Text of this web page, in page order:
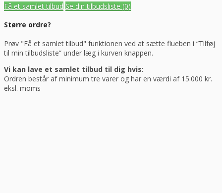
Få et samlet tilbud Se din tilbudsliste (0)
Større ordre?
Prøv "Få et samlet tilbud" funktionen ved at sætte flueben i “Tilføj
til min tilbudsliste” under læg i kurven knappen.
Vi kan lave et samlet tilbud til dig hvis:
Ordren består af minimum tre varer og har en værdi af 15.000 kr.
eksl. moms